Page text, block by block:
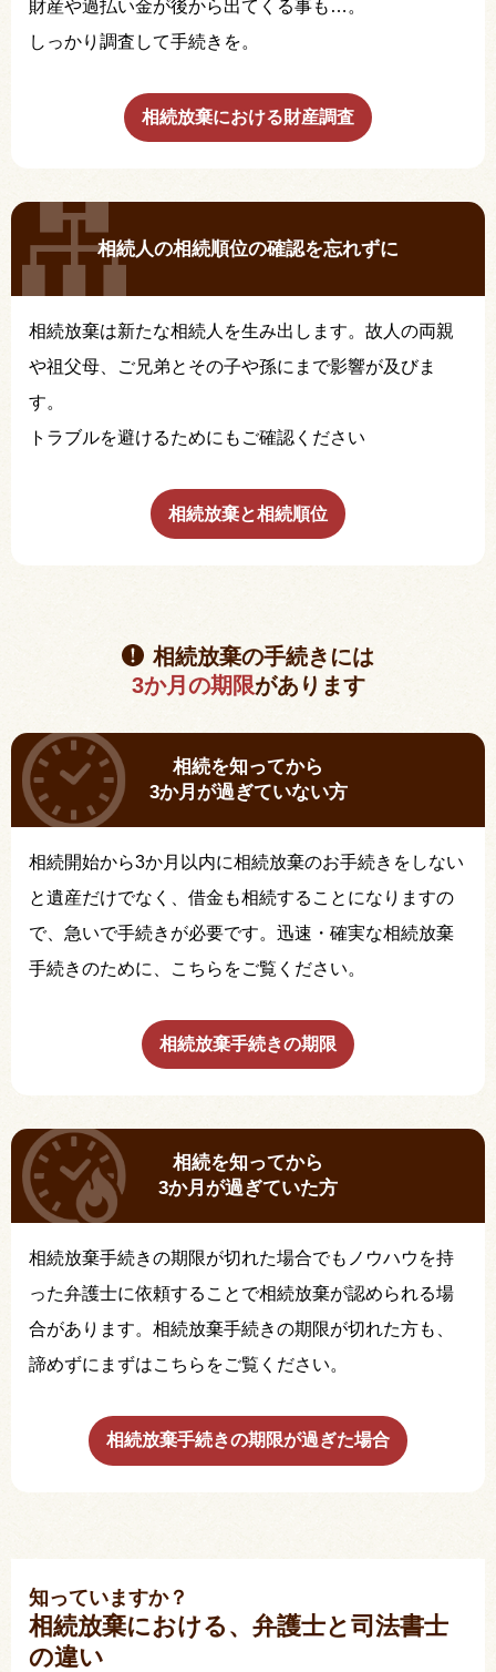
財産や過払い金が後から出てくる事も…。
しっかり調査して手続きを。
相続放棄における財産調査
相続人の相続順位の確認を忘れずに
相続放棄は新たな相続人を生み出します。故人の両親
や祖父母、ご兄弟とその子や孫にまで影響が及びま
す。
トラブルを避けるためにもご確認ください
相続放棄と相続順位
相続放棄の手続きには
3か月の期限があります
相続を知ってから
3か月が過ぎていない方
相続開始から3か月以内に相続放棄のお手続きをしない
と遺産だけでなく、借金も相続することになりますの
で、急いで手続きが必要です。迅速・確実な相続放棄
手続きのために、こちらをご覧ください。
相続放棄手続きの期限
相続を知ってから
3か月が過ぎていた方
相続放棄手続きの期限が切れた場合でもノウハウを持
った弁護士に依頼することで相続放棄が認められる場
合があります。相続放棄手続きの期限が切れた方も、
諦めずにまずはこちらをご覧ください。
相続放棄手続きの期限が過ぎた場合
知っていますか？
相続放棄における、弁護士と司法書士
の違い